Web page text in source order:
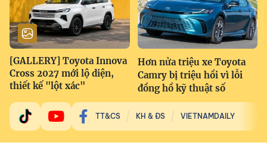
[GALLERY] Toyota Innova
Cross 2027 mới lộ diện,
thiết kế "lột xác"
Hơn nửa triệu xe Toyota
Camry bị triệu hồi vì lỗi
đồng hồ kỹ thuật số
TT&CS KH & ĐS VIETNAMDAILY